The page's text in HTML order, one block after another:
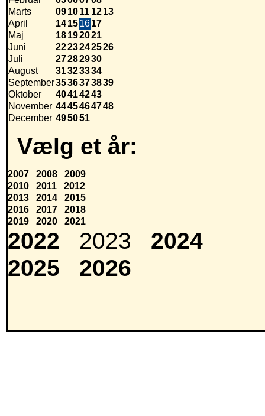
Marts
091011 1213
April
14151617
Maj
18192021
Juni
2223242526
Juli
27282930
August
31323334
September3536373839
Oktober
40414243
November 4445464748
December 495051
Vælg et år:
2007 2008
2009
2010
2011
2012
2013
2014
2015
2016
2017
2018
2019
2020 2021
2022 2023
2024
2025
2026